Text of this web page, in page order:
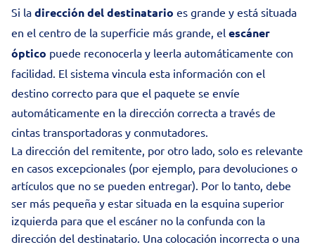
Si la dirección del destinatario es grande y está situada
en el centro de la superficie más grande, el escáner
óptico puede reconocerla y leerla automáticamente con
facilidad. El sistema vincula esta información con el
destino correcto para que el paquete se envíe
automáticamente en la dirección correcta a través de
cintas transportadoras y conmutadores.
La dirección del remitente, por otro lado, solo es relevante
en casos excepcionales (por ejemplo, para devoluciones o
artículos que no se pueden entregar). Por lo tanto, debe
ser más pequeña y estar situada en la esquina superior
izquierda para que el escáner no la confunda con la
dirección del destinatario. Una colocación incorrecta o una